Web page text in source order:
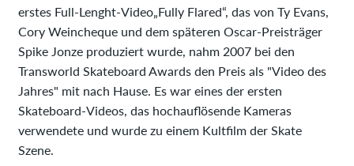
erstes Full-Lenght-Video„Fully Flared“, das von Ty Evans,
Cory Weincheque und dem späteren Oscar-Preisträger
Spike Jonze produziert wurde, nahm 2007 bei den
Transworld Skateboard Awards den Preis als "Video des
Jahres" mit nach Hause. Es war eines der ersten
Skateboard-Videos, das hochauflösende Kameras
verwendete und wurde zu einem Kultfilm der Skate
Szene.